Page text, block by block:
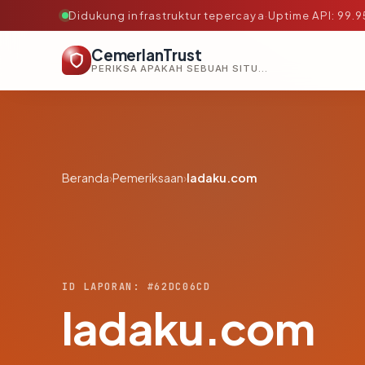
Didukung infrastruktur tepercaya·Uptime API:
CemerlanTrust
PERIKSA APAKAH SEBUAH SITUS AMAN, TEPERCAYA, DAN TERVERIFIKASI DALAM HITUNGAN DETIK.
Beranda›Pemeriksaan›ladaku.com
ID LAPORAN: #62DC06CD
ladaku.com